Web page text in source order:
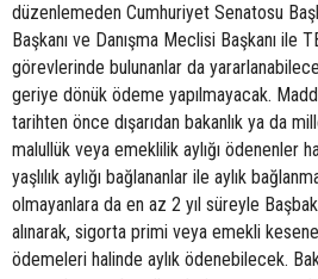
düzenlemeden Cumhuriyet Senatosu
Başkanı ve Danışma Meclisi Başkanı ile
görevlerinde bulunanlar da
geriye dönük ödeme yapılmayacak.
tarihten önce dışarıdan bakanlık ya da
malullük veya emeklilik aylığı ödenenler
yaşlılık aylığı bağlananlar ile aylık
olmayanlara da en az 2 yıl süreyle
alınarak, sigorta primi veya emekli
ödemeleri halinde aylık ödenebilecek.